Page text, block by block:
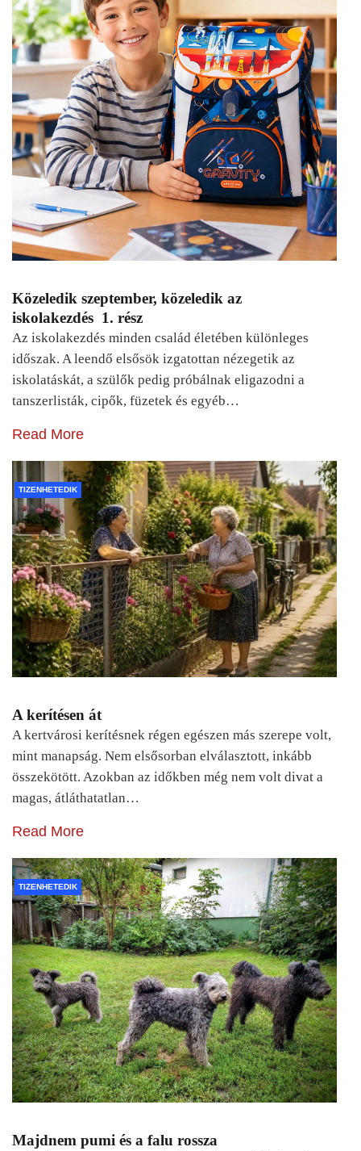
Közeledik szeptember, közeledik az
iskolakezdés 1. rész
Az iskolakezdés minden család életében különleges
időszak. A leendő elsősök izgatottan nézegetik az
iskolatáskát, a szülők pedig próbálnak eligazodni a
tanszerlisták, cipők, füzetek és egyéb…
Read More
TIZENHETEDIK
A kerítésen át
A kertvárosi kerítésnek régen egészen más szerepe volt,
mint manapság. Nem elsősorban elválasztott, inkább
összekötött. Azokban az időkben még nem volt divat a
magas, átláthatatlan…
Read More
TIZENHETEDIK
Majdnem pumi és a falu rossza